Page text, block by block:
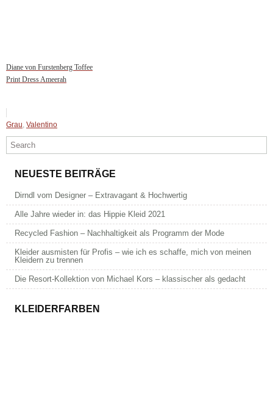
Diane von Furstenberg Toffee
Print Dress Ameerah
Grau Valentino
NEUESTE BEITRÄGE
Dirndl vom Designer – Extravagant & Hochwertig
Alle Jahre wieder in: das Hippie Kleid 2021
Recycled Fashion – Nachhaltigkeit als Programm der Mode
Kleider ausmisten für Profis – wie ich es schaffe, mich von meinen
Kleidern zu trennen
Die Resort-Kollektion von Michael Kors – klassischer als gedacht
KLEIDERFARBEN